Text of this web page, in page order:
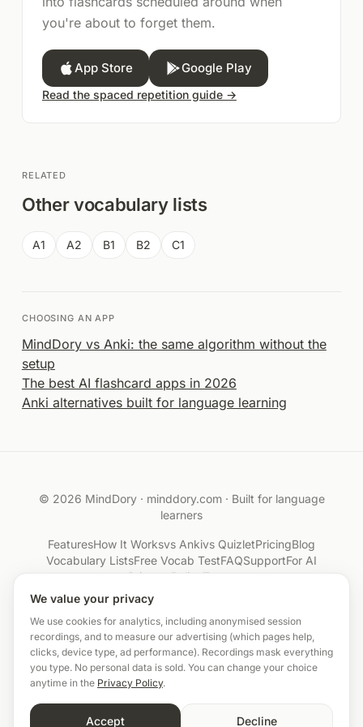
you're about to forget them.
App Store Google Play
Read the spaced repetition guide →
RELATED
Other vocabulary lists
A1 A2 B1 B2 C1
CHOOSING AN APP
MindDory vs Anki: the same algorithm without the
setup
The best AI flashcard apps in 2026
Anki alternatives built for language learning
© 2026 MindDory · minddory.com· Built for language
learners
FeaturesHow It Worksvs Ankivs QuizletPricingBlog
Vocabulary ListsFree Vocab TestFAQSupportFor AI
Privacy PolicyTerms
We value your privacy
We use cookies for analytics, including anonymised session
recordings, and to measure our advertising (which pages help,
clicks, device type, ad performance). Recordings mask everything
you type. No personal data is sold. You can change your choice
anytime in the Privacy Policy.
Accept Decline